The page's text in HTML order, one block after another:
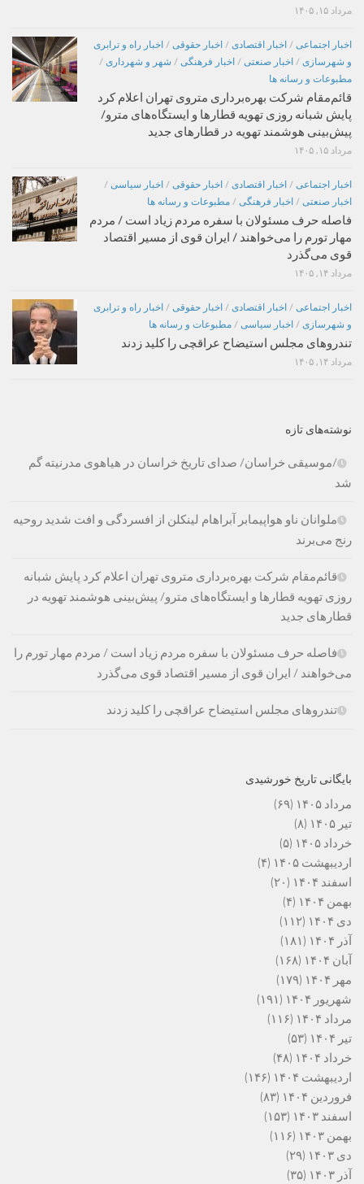
مرداد ۱۵, ۱۴۰۵
اخبار اجتماعی / اخبار اقتصادی / اخبار حقوقی / اخبار راه و ترابری
و شهرسازی / اخبار صنعتی / اخبار فرهنگی / شهر و شهرداری /
مطبوعات و رسانه ها
قائم‌مقام شرکت بهره‌برداری متروی تهران اعلام کرد
پایش شبانه روزی تهویه قطارها و ایستگاه‌های مترو/
پیش‌بینی هوشمند تهویه در قطارهای جدید
مرداد ۱۵, ۱۴۰۵
اخبار اجتماعی / اخبار اقتصادی / اخبار حقوقی / اخبار سیاسی /
اخبار صنعتی / اخبار فرهنگی / مطبوعات و رسانه ها
فاصله حرف مسئولان با سفره مردم زیاد است / مردم
مهار تورم را می‌خواهند / ایران قوی از مسیر اقتصاد
قوی می‌گذرد
مرداد ۱۴, ۱۴۰۵
اخبار اجتماعی / اخبار اقتصادی / اخبار حقوقی / اخبار راه و ترابری
و شهرسازی / اخبار سیاسی / مطبوعات و رسانه ها
تندروهای مجلس استیضاح عراقچی را کلید زدند
مرداد ۱۴, ۱۴۰۵
نوشته‌های تازه
/موسیقی خراسان/ صدای تاریخ خراسان در هیاهوی مدرنیته گم
شد
ملوانان ناو هواپیمابر آبراهام لینکلن از افسردگی و افت شدید روحیه
رنج می‌برند
قائم‌مقام شرکت بهره‌برداری متروی تهران اعلام کرد پایش شبانه
روزی تهویه قطارها و ایستگاه‌های مترو/ پیش‌بینی هوشمند تهویه در
قطارهای جدید
فاصله حرف مسئولان با سفره مردم زیاد است / مردم مهار تورم را
می‌خواهند / ایران قوی از مسیر اقتصاد قوی می‌گذرد
تندروهای مجلس استیضاح عراقچی را کلید زدند
بایگانی تاریخ خورشیدی
مرداد ۱۴۰۵
(۶۹)
تیر ۱۴۰۵
(۸)
خرداد ۱۴۰۵
(۵)
اردیبهشت ۱۴۰۵
(۴)
اسفند ۱۴۰۴
(۲۰)
بهمن ۱۴۰۴
(۴)
دی ۱۴۰۴
(۱۱۲)
آذر ۱۴۰۴
(۱۸۱)
آبان ۱۴۰۴
(۱۶۸)
مهر ۱۴۰۴
(۱۷۹)
شهریور ۱۴۰۴
(۱۹۱)
مرداد ۱۴۰۴
(۱۱۶)
تیر ۱۴۰۴
(۵۳)
خرداد ۱۴۰۴
(۴۸)
اردیبهشت ۱۴۰۴
(۱۴۶)
فروردین ۱۴۰۴
(۸۳)
اسفند ۱۴۰۳
(۱۵۳)
بهمن ۱۴۰۳
(۱۱۶)
دی ۱۴۰۳
(۲۹)
آذر ۱۴۰۳
(۳۵)